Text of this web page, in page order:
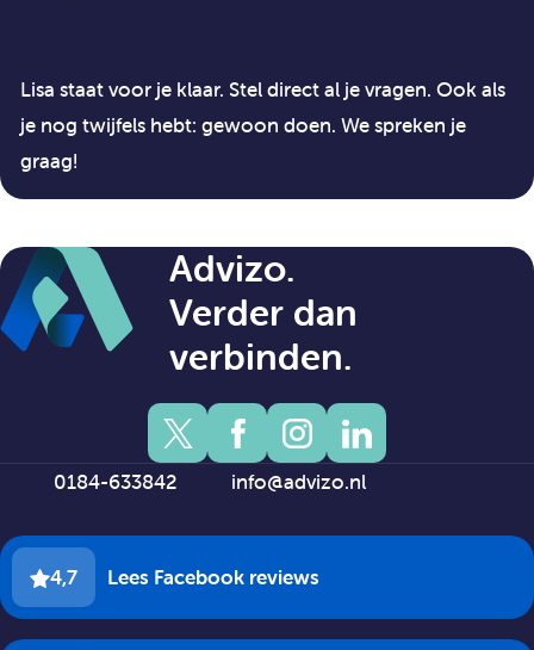
Lisa staat voor je klaar. Stel direct al je vragen. Ook als
je nog twijfels hebt: gewoon doen. We spreken je
graag!
Advizo.
Verder dan
verbinden.
0184-633842 info@advizo.nl
4,7 Lees Facebook reviews